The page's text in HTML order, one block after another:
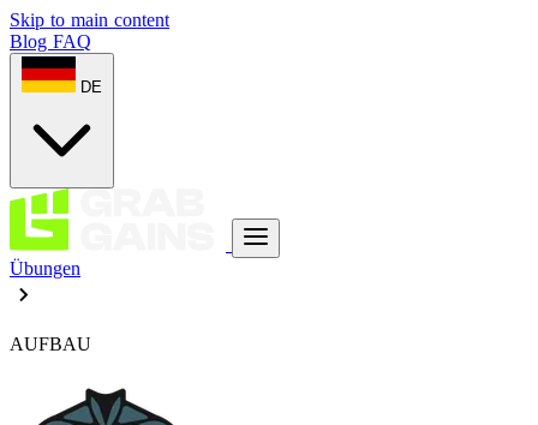
Skip to main content
Blog FAQ
DE
Übungen
AUFBAU